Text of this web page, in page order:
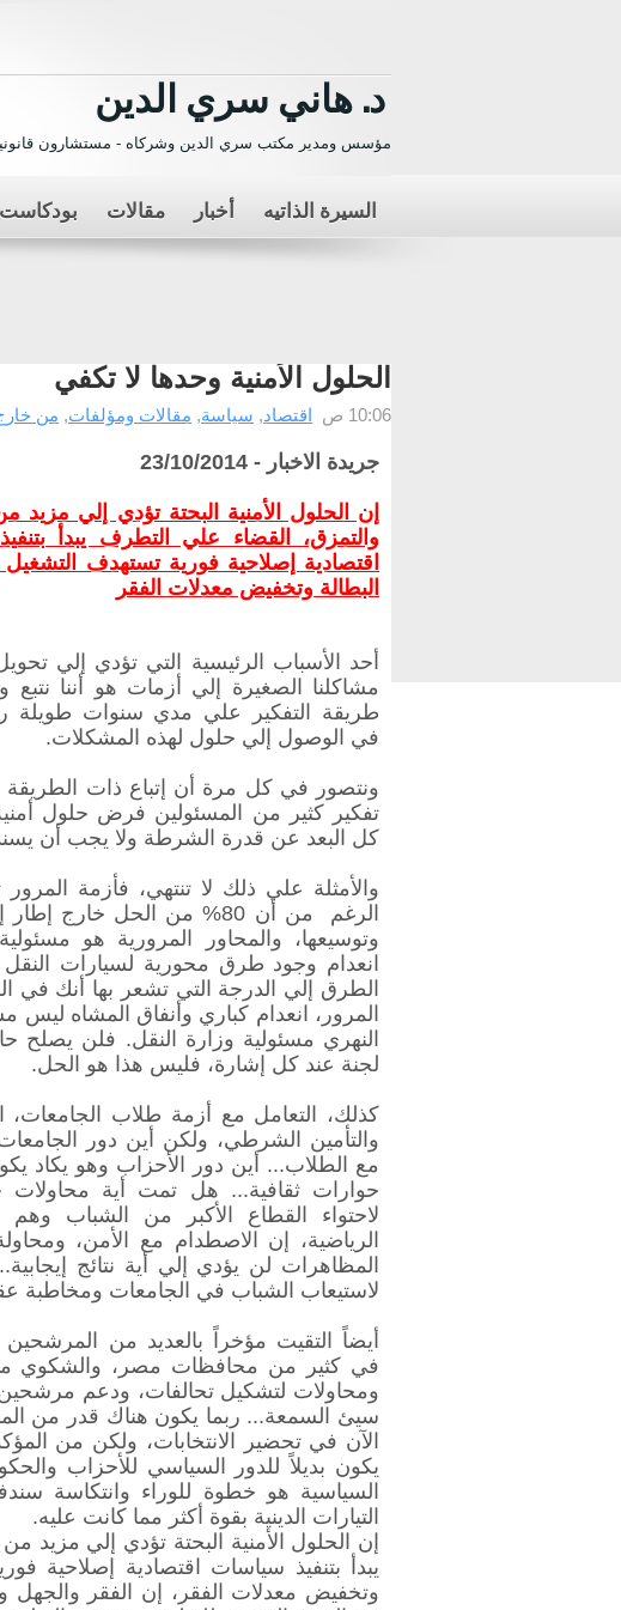
د. هاني سري الدين
مؤسس ومدير مكتب سري الدين وشركاه - مستشارون
السيرة الذاتيه أخبار مقالات بودكاست
الحلول الأمنية وحدها لا تكفي
10:06 ص اقتصاد, سياسة, مقالات ومؤلفات, من
جريدة الاخبار - 23/10/2014
إن الحلول الأمنية البحتة تؤدي إلي مزيد
والتمزق، القضاء علي التطرف يبدأ
اقتصادية إصلاحية فورية تستهدف
البطالة وتخفيض معدلات الفقر
أحد الأسباب الرئيسية التي تؤدي إلي
مشاكلنا الصغيرة إلي أزمات هو أننا نتبع
طريقة التفكير علي مدي سنوات طويلة
في الوصول إلي حلول لهذه المشكلات.
ونتصور في كل مرة أن إتباع ذات
تفكير كثير من المسئولين فرض حلول
كل البعد عن قدرة الشرطة ولا يجب أن
والأمثلة علي ذلك لا تنتهي، فأزمة
الرغم من أن 80% من الحل
وتوسيعها، والمحاور المرورية هو
انعدام وجود طرق محورية لسيارات
الطرق إلي الدرجة التي تشعر بها أنك في
المرور، انعدام كباري وأنفاق المشاه ليس
النهري مسئولية وزارة النقل. فلن
لجنة عند كل إشارة، فليس هذا هو الحل.
كذلك، التعامل مع أزمة طلاب الجامعات،
والتأمين الشرطي، ولكن أين دور
مع الطلاب... أين دور الأحزاب وهو يكاد
حوارات ثقافية... هل تمت أية محاولات
لاحتواء القطاع الأكبر من الشباب
الرياضية، إن الاصطدام مع الأمن،
المظاهرات لن يؤدي إلي أية نتائج
لاستيعاب الشباب في الجامعات ومخاطبة
أيضاً التقيت مؤخراً بالعديد من المرشحين
في كثير من محافظات مصر، والشكوي
ومحاولات لتشكيل تحالفات، ودعم مرشحين
سيئ السمعة... ربما يكون هناك قدر من
الآن في تحضير الانتخابات، ولكن من
يكون بديلاً للدور السياسي للأحزاب
السياسية هو خطوة للوراء وانتكاسة
التيارات الدينية بقوة أكثر مما كانت عليه.
إن الحلول الأمنية البحتة تؤدي إلي
يبدأ بتنفيذ سياسات اقتصادية إصلاحية
وتخفيض معدلات الفقر، إن الفقر والجهل